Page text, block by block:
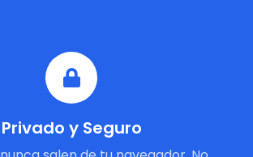
Privado y Seguro